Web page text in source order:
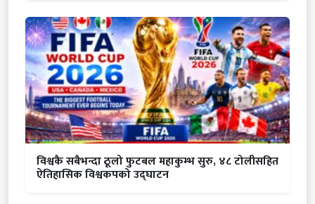
विश्वकै सबैभन्दा ठूलो फुटबल महाकुम्भ सुरु, ४८ टोलीसहित
ऐतिहासिक विश्वकपको उद्घाटन